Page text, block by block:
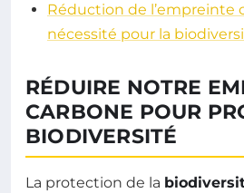
Réduction de l’empreinte
nécessité pour la
RÉDUIRE NOTRE
CARBONE POUR
BIODIVERSITÉ
La protection de la